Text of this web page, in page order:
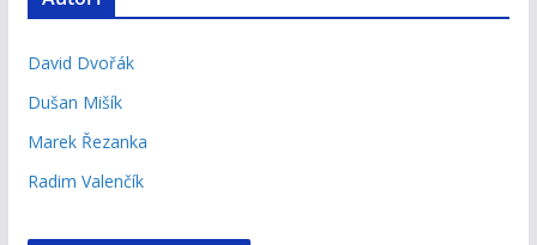
David Dvořák
Dušan Mišík
Marek Řezanka
Radim Valenčík